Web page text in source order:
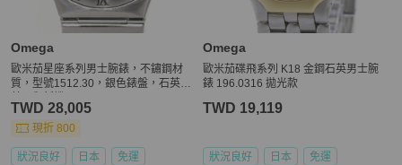
Omega
歐米茄星座系列男士腕錶，不鏽鋼材
質，型號1512.30，銀色錶盤，石英機
TWD 28,005
現折 800
狀況良好 日本 免運
Omega
歐米茄碟飛系列 K18 金鋼石英男士腕
錶 196.0316 拋光款
TWD 19,119
狀況良好 日本 免運